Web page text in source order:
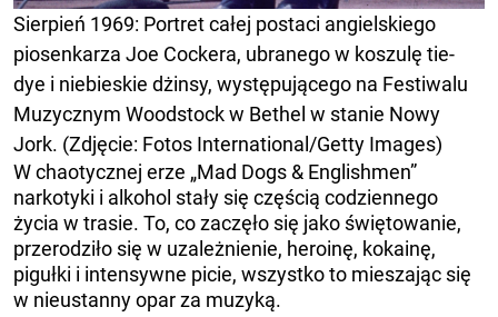
Sierpień 1969: Portret całej postaci angielskiego
piosenkarza Joe Cockera, ubranego w koszulę tie-
dye i niebieskie dżinsy, występującego na Festiwalu
Muzycznym Woodstock w Bethel w stanie Nowy
Jork. (Zdjęcie: Fotos International/Getty Images)
W chaotycznej erze „Mad Dogs & Englishmen”
narkotyki i alkohol stały się częścią codziennego
życia w trasie. To, co zaczęło się jako świętowanie,
przerodziło się w uzależnienie, heroinę, kokainę,
pigułki i intensywne picie, wszystko to mieszając się
w nieustanny opar za muzyką.